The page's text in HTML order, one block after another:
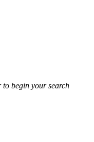
to begin your search